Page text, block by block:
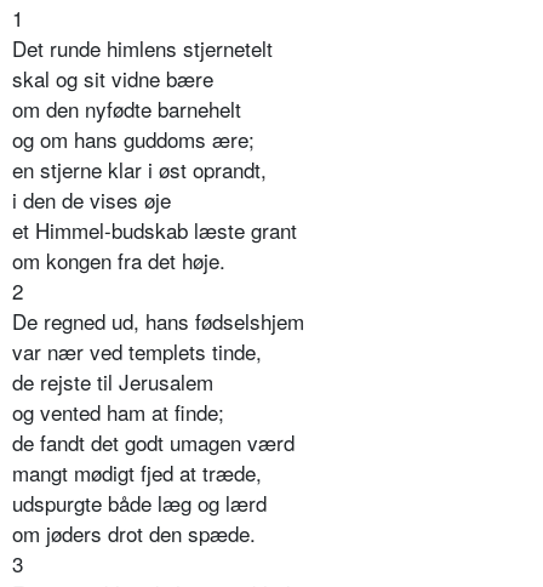
1
Det runde himlens stjernetelt
skal og sit vidne bære
om den nyfødte barnehelt
og om hans guddoms ære;
en stjerne klar i øst oprandt,
i den de vises øje
et Himmel-budskab læste grant
om kongen fra det høje.
2
De regned ud, hans fødselshjem
var nær ved templets tinde,
de rejste til Jerusalem
og vented ham at finde;
de fandt det godt umagen værd
mangt mødigt fjed at træde,
udspurgte både læg og lærd
om jøders drot den spæde.
3